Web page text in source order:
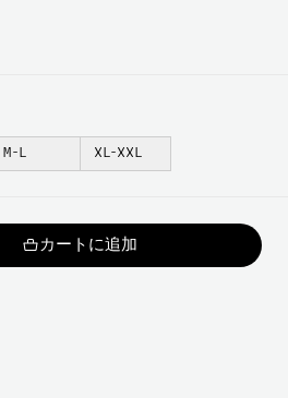
M-L XL-XXL
カートに追加